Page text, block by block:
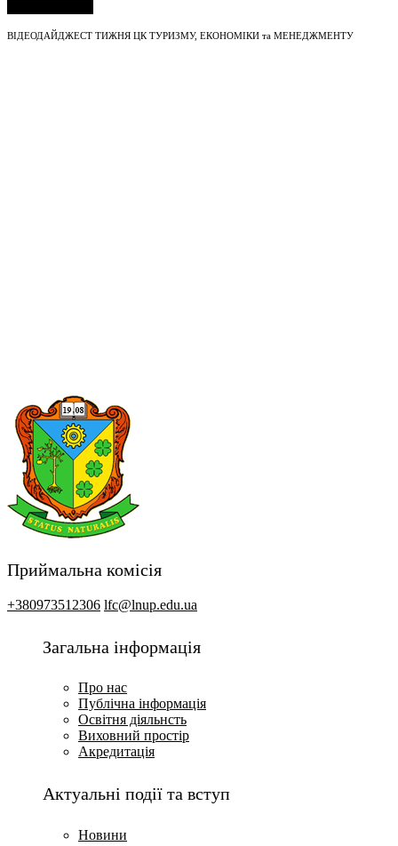
ВІДЕОДАЙДЖЕСТ ТИЖНЯ ЦК ТУРИЗМУ, ЕКОНОМІКИ та МЕНЕДЖМЕНТУ
Приймальна комісія
+380973512306 lfc@lnup.edu.ua
Загальна інформація
Про нас
Публічна інформація
Освітня діяльнсть
Виховний простір
Акредитація
Актуальні події та вступ
Новини